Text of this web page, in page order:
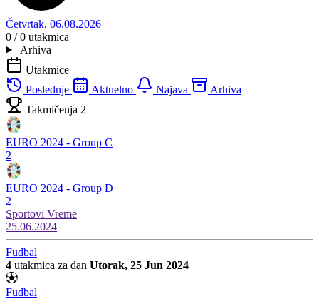
Četvrtak, 06.08.2026
0 / 0 utakmica
Arhiva
Utakmice
Poslednje
Aktuelno Najava
Arhiva
Takmičenja 2
EURO 2024 - Group C
2
EURO 2024 - Group D
2
Sportovi Vreme
25.06.2024
Fudbal
4 utakmica za dan Utorak, 25 Jun 2024
Fudbal